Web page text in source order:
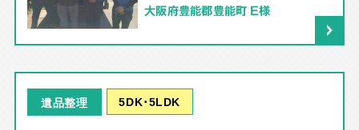
大阪府豊能郡豊能町 E様
遺品整理 5DK･5LDK